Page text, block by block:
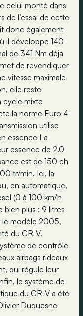
celui monté dans
de l’essai de cette
donc également
il développe 140
de 341 Nm déjà
de revendiquer
vitesse maximale
elle reste
cycle mixte
la norme Euro 4
utilise
essence La
essence de 2.0
est de 150 ch
tr/min. Ici, la
en automatique,
(0 à 100 km/h
bien plus : 9 litres
le modèle 2005,
du CR-V.
de contrôle
airbags rideaux
qui régule leur
le système de
du CR-V a été
Duquesne